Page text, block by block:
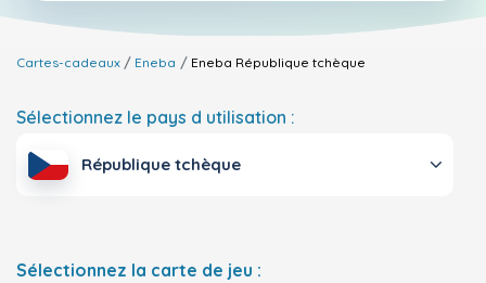
Cartes-cadeaux Eneba Eneba République tchèque
Sélectionnez le pays d utilisation :
République tchèque
Sélectionnez la carte de jeu :